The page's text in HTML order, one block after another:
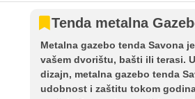
Tenda metalna
Metalna gazebo tenda Savona
vašem dvorištu, bašti ili terasi.
dizajn, metalna gazebo tenda
udobnost i zaštitu tokom